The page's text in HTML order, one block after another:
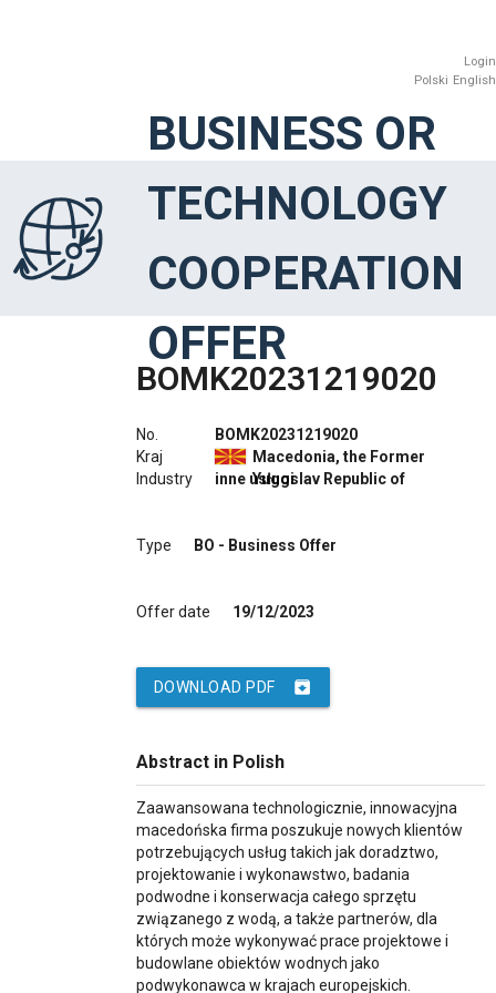
Login
Polski English
BUSINESS OR
TECHNOLOGY
COOPERATION
OFFER
BOMK20231219020
No.
Kraj
Industry
BOMK20231219020
Macedonia, the Former
Yugoslav Republic of
inne usługi
Type BO - Business Offer
Offer date 19/12/2023
archive
DOWNLOAD PDF
Abstract in Polish
Zaawansowana technologicznie, innowacyjna
macedońska firma poszukuje nowych klientów
potrzebujących usług takich jak doradztwo,
projektowanie i wykonawstwo, badania
podwodne i konserwacja całego sprzętu
związanego z wodą, a także partnerów, dla
których może wykonywać prace projektowe i
budowlane obiektów wodnych jako
podwykonawca w krajach europejskich.